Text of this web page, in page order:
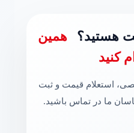
هستید؟
همین
کنید
استعلام قیمت و ثبت
ما در تماس باشید.